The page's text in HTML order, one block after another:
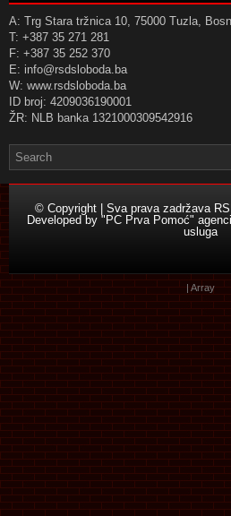
A: Trg Stara tržnica 10, 75000 Tuzla,
T: +387 35 271 281
F: +387 35 252 370
E: info@rsdsloboda.ba
W: www.rsdsloboda.ba
ID broj: 4209036190001
ŽR: NLB banka 1321000309542916
© Copyright | Sva prava zadržava
Developed by "PC Prva Pomoć"
usluga
| Array